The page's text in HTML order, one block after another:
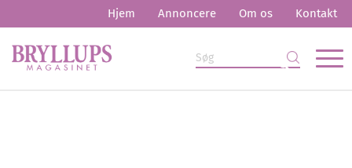
Hjem Annoncere Om os Kontakt